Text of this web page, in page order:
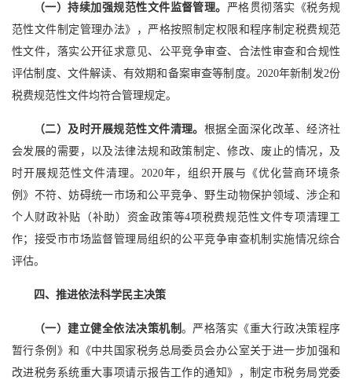
（一）持续加强规范性文件监督管理。 严格贯彻落实《税务规
范性文件制定管理办法》，严格按照制定权限和程序制定税费规范
性文件，落实公开征求意见、公平竞争审查、合法性审查和合规性
评估制度、文件解读、有效期和备案审查等制度。2020年新制发2份
税费规范性文件均符合管理规定。
（二）及时开展规范性文件清理。 根据全面深化改革、经济社
会发展的需要，以及法律法规和政策制定、修改、废止的情况，及
时开展规范性文件清理。2020年，组织开展与《优化营商环境条
例》不符、妨碍统一市场和公平竞争、野生动物保护领域、涉企和
个人财政补贴（补助）资金政策等4项税费规范性文件专项清理工
作；接受市市场监督管理局组织的公平竞争审查机制实施情况综合
评估。
四、推进依法科学民主决策
（一）建立健全依法决策机制 。严格落实《重大行政决策程序
暂行条例》和《中共国家税务总局委员会办公室关于进一步加强和
改进税务系统重大事项请示报告工作的通知》，制定市税务局党委